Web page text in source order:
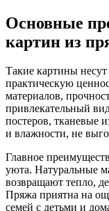
Основные
картин из
Такие картины несут
практическую
материалов,
привлекательный
постеров, тканевые
и влажности, не
Главное
уюта. Натуральные
возвращают тепло,
Пряжа приятна на
семей с детьми и